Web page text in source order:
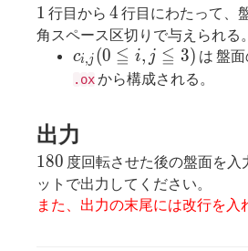
1
1 行目から 4
4 行目にわたって、
角スペース区切りで与えられる。
c_{i,j}
(0≦i,
ci,j (0 ≦ i, j ≦ 3) は 盤面
. oxから構成される。
出力
180
180 度回転させた後の盤面を入
ットで出力してください。
また、出力の末尾には改行を入